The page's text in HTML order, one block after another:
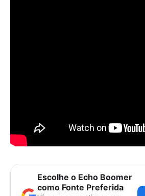
Escolhe o Echo Boomer
como Fonte Preferida